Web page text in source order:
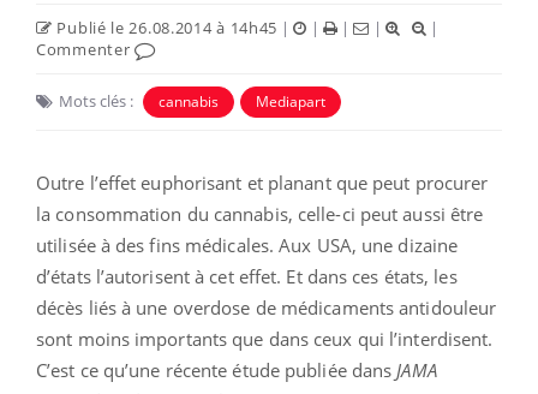
Publié le 26.08.2014 à 14h45 | | | |
|
Commenter
Mots clés : cannabis Mediapart
Outre l’effet euphorisant et planant que peut procurer
la consommation du cannabis, celle-ci peut aussi être
utilisée à des fins médicales. Aux USA, une dizaine
d’états l’autorisent à cet effet. Et dans ces états, les
décès liés à une overdose de médicaments antidouleur
sont moins importants que dans ceux qui l’interdisent.
C’est ce qu’une récente étude publiée dans JAMA